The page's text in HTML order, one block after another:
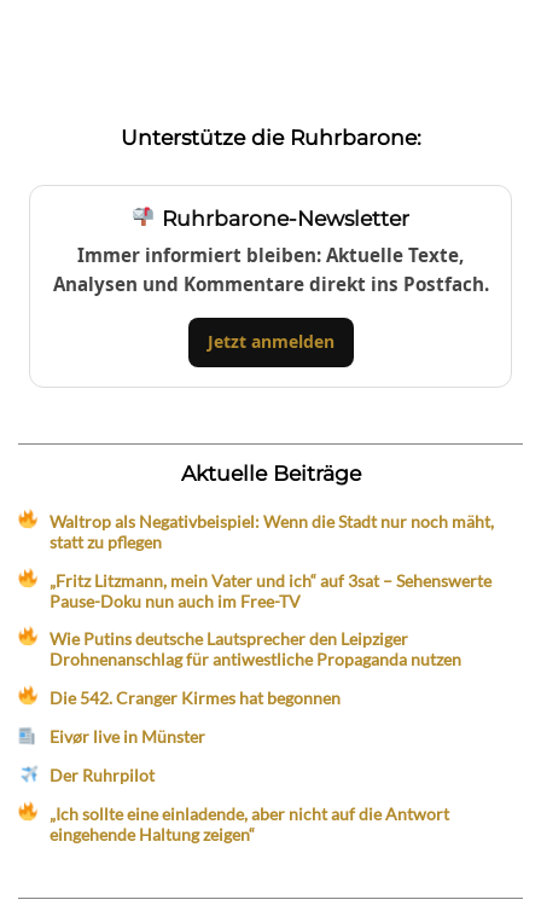
Unterstütze die Ruhrbarone:
Ruhrbarone-Newsletter
Immer informiert bleiben: Aktuelle Texte,
Analysen und Kommentare direkt ins Postfach.
Jetzt anmelden
Aktuelle Beiträge
Waltrop als Negativbeispiel: Wenn die Stadt nur noch mäht,
statt zu pflegen
„Fritz Litzmann, mein Vater und ich“ auf 3sat – Sehenswerte
Pause-Doku nun auch im Free-TV
Wie Putins deutsche Lautsprecher den Leipziger
Drohnenanschlag für antiwestliche Propaganda nutzen
Die 542. Cranger Kirmes hat begonnen
Eivør live in Münster
Der Ruhrpilot
„Ich sollte eine einladende, aber nicht auf die Antwort
eingehende Haltung zeigen“